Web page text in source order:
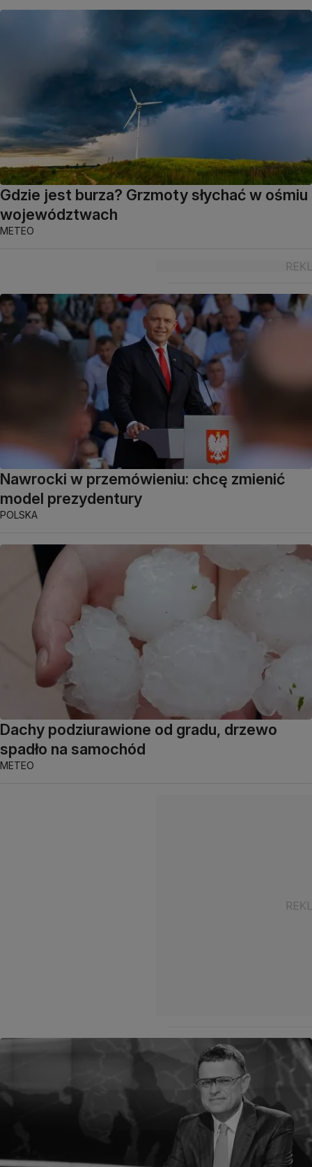
Gdzie jest burza? Grzmoty słychać w ośmiu
województwach
METEO
Nawrocki w przemówieniu: chcę zmienić
model prezydentury
POLSKA
Dachy podziurawione od gradu, drzewo
spadło na samochód
METEO